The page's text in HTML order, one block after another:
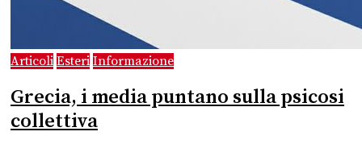
Articoli Esteri Informazione
Grecia, i media puntano sulla psicosi
collettiva